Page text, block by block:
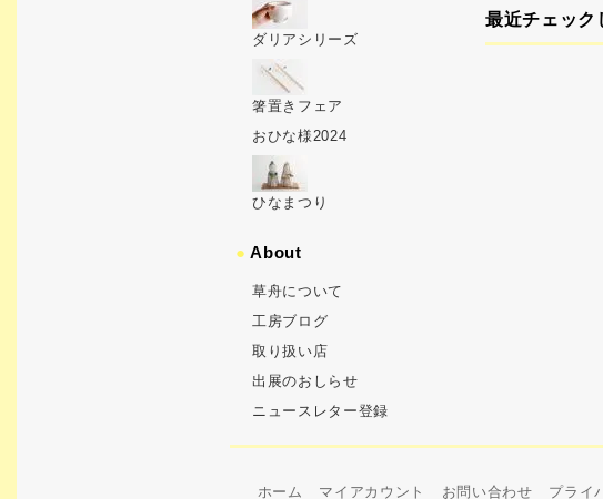
最近チェック
ダリアシリーズ
箸置きフェア
おひな様2024
ひなまつり
●About
草舟について
工房ブログ
取り扱い店
出展のおしらせ
ニュースレター登録
ホーム マイアカウント お問い合わせ プライ